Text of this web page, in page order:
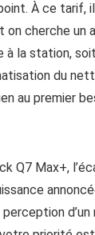
À ce tarif,
on cherche un
la station,
du
au premier
Q7 Max+,